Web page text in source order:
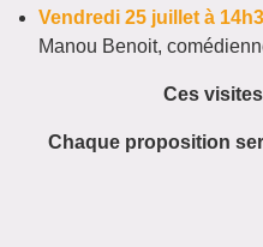
Vendredi 25 juillet à
Manou Benoit,
Ces
Chaque proposition